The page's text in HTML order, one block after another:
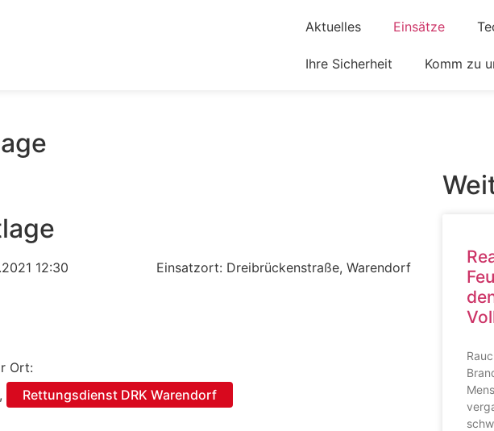
Aktuelles Einsätze
Ihre Sicherheit Komm zu
12:30 Einsatzort: Dreibrückenstraße, Warendorf
Ort:
, Rettungsdienst DRK Warendorf